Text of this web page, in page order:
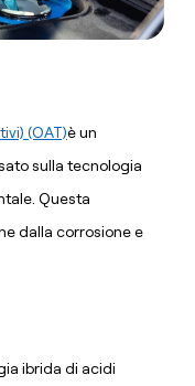
(OAT)è un
sulla tecnologia
Questa
dalla corrosione e
ibrida di acidi